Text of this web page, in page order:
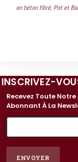
en béton fibré, Pot et
INSCRIVEZ-
Recevez Toute
Abonnant À La
E
ENVOYER